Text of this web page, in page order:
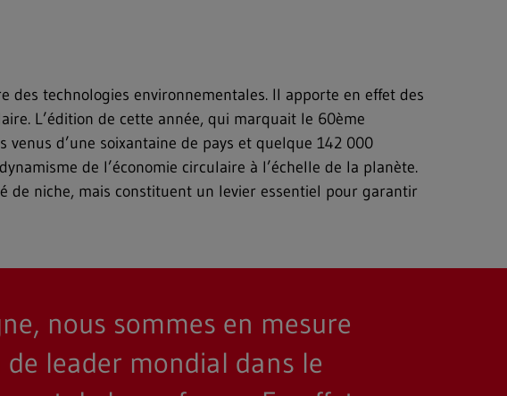
technologies environnementales. Il apporte en effet des
L’édition de cette année, qui marquait le 60ème
d’une soixantaine de pays et quelque 142 000
de l’économie circulaire à l’échelle de la planète.
de niche, mais constituent un levier essentiel pour garantir
nous sommes en mesure
leader mondial dans le